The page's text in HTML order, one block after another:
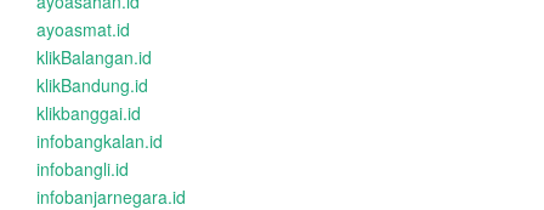
ayoasmat.id
klikBalangan.id
klikBandung.id
klikbanggai.id
infobangkalan.id
infobangli.id
infobanjarnegara.id